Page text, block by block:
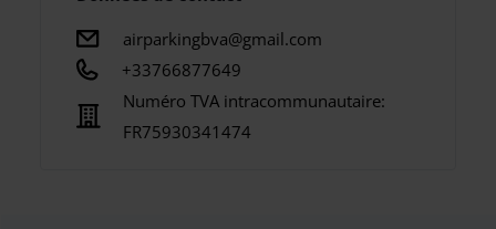
airparkingbva@gmail.com
+33766877649
Numéro TVA intracommunautaire:
FR75930341474